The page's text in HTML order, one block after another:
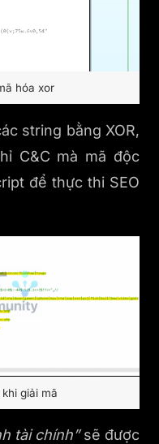
hóa xor
string bằng XOR,
C&C mà mã độc
để thực thi SEO
giải mã
tài chính”sẽ được